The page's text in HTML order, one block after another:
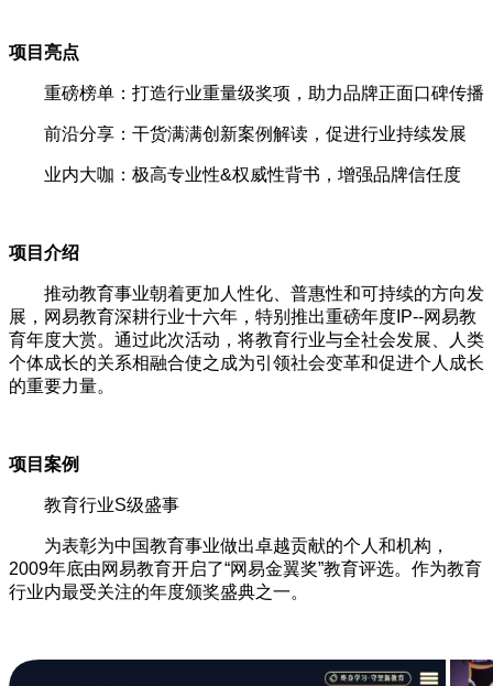
项目亮点
重磅榜单：打造行业重量级奖项，助力品牌正面口碑传播
前沿分享：干货满满创新案例解读，促进行业持续发展
业内大咖：极高专业性&权威性背书，增强品牌信任度
项目介绍
推动教育事业朝着更加人性化、普惠性和可持续的方向发
展，网易教育深耕行业十六年，特别推出重磅年度IP--网易教
育年度大赏。通过此次活动，将教育行业与全社会发展、人类
个体成长的关系相融合使之成为引领社会变革和促进个人成长
的重要力量。
项目案例
教育行业S级盛事
为表彰为中国教育事业做出卓越贡献的个人和机构，
2009年底由网易教育开启了“网易金翼奖”教育评选。作为教育
行业内最受关注的年度颁奖盛典之一。